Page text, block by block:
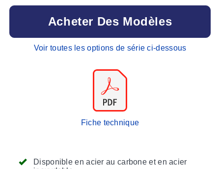
Disponible en acier au carbone et en acier
Acheter Des Modèles
Voir toutes les options de série ci-dessous
Fiche technique